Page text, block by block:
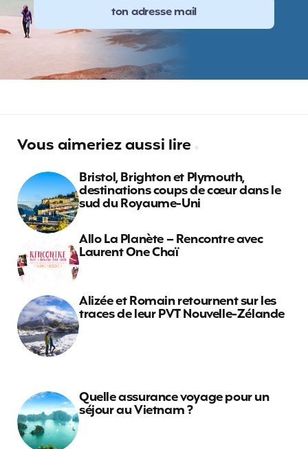
Vous aimeriez aussi lire
Bristol, Brighton et Plymouth,
destinations coups de cœur dans le
sud du Royaume-Uni
Allo La Planète – Rencontre avec
Laurent One Chaï
Alizée et Romain retournent sur les
traces de leur PVT Nouvelle-Zélande
Quelle assurance voyage pour un
séjour au Vietnam ?